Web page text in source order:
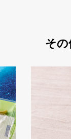
その